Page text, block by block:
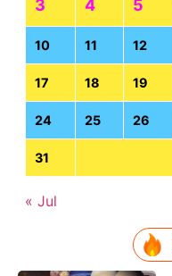
3 4 5
10 11 12
17 18 19
24 25 26
31
« Jul